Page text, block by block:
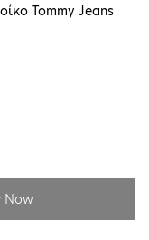
Tommy Jeans
Now